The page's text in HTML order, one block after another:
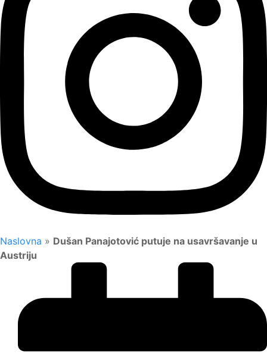
Naslovna » Dušan Panajotović putuje na usavršavanje u
Austriju